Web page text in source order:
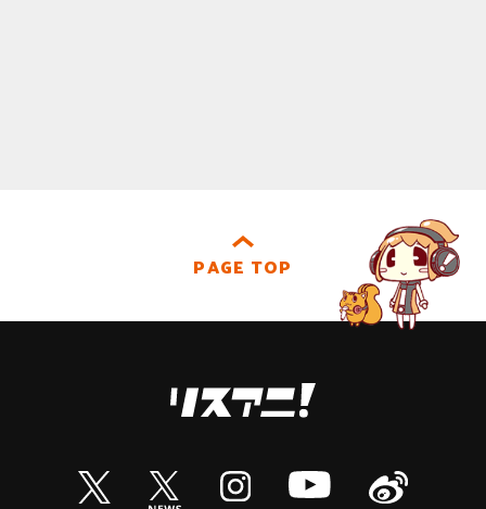
PAGE TOP